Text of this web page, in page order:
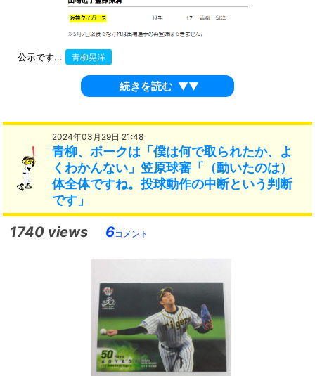
公示です... 青柳晃洋
続きを読む ▼▼
2024年03月29日 21:48
青柳、ボークは「僕は何で取られたか、よ
くわかんない」笠原球審「（動いたのは）
体全体ですね。投球動作の中断という判断
です」
1740 views 6コメント